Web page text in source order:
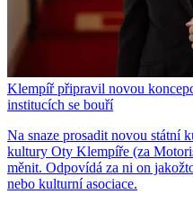
Klempíř připravil novou
institucích se bouří
Na snaze prosadit novou státní
kultury Oty Klempíře (za
měnit. Odpovídá za ni on
nebo kulturní asociace.